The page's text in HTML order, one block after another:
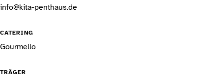
info@kita-penthaus.de
CATERING
Gourmello
TRÄGER